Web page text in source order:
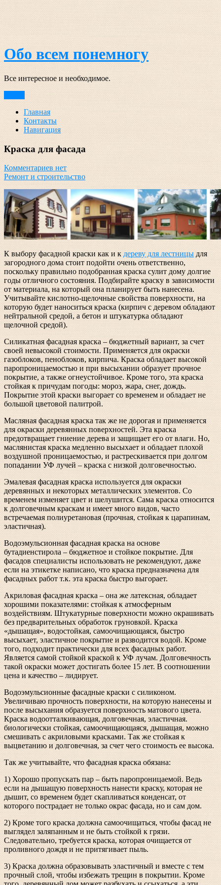
Обо всем понемногу
Все интересное и необходимое.
Главная
Контакты
Навигация
Краска для фасада
Комментариев нет
Ремонт и строительство
К выбору фасадной краски как и к дереву для лестницы для
загородного дома стоит подойти очень ответственно,
поскольку правильно подобранная краска сулит дому долгие
годы отличного состояния. Подбирайте краску в зависимости
от материала, на который она планирует быть нанесена.
Учитывайте кислотно-щелочные свойства поверхности, на
которую будет наноситься краска (кирпич с деревом обладают
нейтральной средой, а бетон и штукатурка обладают
щелочной средой).
Силикатная фасадная краска – бюджетный вариант, за счет
своей невысокой стоимости. Применяется для окраски
газоблоков, пеноблоков, кирпича. Краска обладает высокой
паропроницаемостью и при высыхании образует прочное
покрытие, а также огнеустойчивое. Кроме того, эта краска
стойкая к причудам погоды: мороз, жара, снег, дождь.
Покрытие этой краски выгорает со временем и обладает не
большой цветовой палитрой.
Масляная фасадная краска так же не дорогая и применяется
для окраски деревянных поверхностей. Эта краска
предотвращает гниение дерева и защищает его от влаги. Но,
маслянистая краска медленно высыхает и обладает плохой
воздушной проницаемостью, и растрескивается при долгом
попадании УФ лучей – краска с низкой долговечностью.
Эмалевая фасадная краска используется для окраски
деревянных и некоторых металлических элементов. Со
временем изменяет цвет и шелушится. Сама краска относится
к долговечным краскам и имеет много видов, часто
встречаемая полиуретановая (прочная, стойкая к царапинам,
эластичная).
Водоэмульсионная фасадная краска на основе
бутадиенстирола – бюджетное и стойкое покрытие. Для
фасадов специалисты использовать не рекомендуют, даже
если на этикетке написано, что краска предназначена для
фасадных работ т.к. эта краска быстро выгорает.
Акриловая фасадная краска – она же латексная, обладает
хорошими показателями: стойкая к атмосферным
воздействиям. Штукатурные поверхности можно окрашивать
без предварительных обработок груновкой. Краска
«дышащая», водостойкая, самоочищающаяся, быстро
высыхает, эластичное покрытие и разводится водой. Кроме
того, подходит практически для всех фасадных работ.
Является самой стойкой краской к УФ лучам. Долговечность
такой окраски может достигать более 15 лет. В соотношении
цена и качество – лидирует.
Водоэмульсионные фасадные краски с силиконом.
Увеличиваю прочность поверхности, на которую нанесены и
после высыхания образуется поверхность матового цвета.
Краска водоотталкивающая, долговечная, эластичная.
биологически стойкая, самоочищающаяся, дышащая, можно
смешивать с акриловыми красками. Так же стойкая к
выцветанию и долговечная, за счет чего стоимость ее высока.
Так же учитывайте, что фасадная краска обязана:
1) Хорошо пропускать пар – быть паропроницаемой. Ведь
если на дышащую поверхность нанести краску, которая не
дышит, со временем будет скапливаться конденсат, от
которого пострадает не только окрас фасада, но и сам дом.
2) Кроме того краска должна самоочищаться, чтобы фасад не
выглядел заляпанным и не быть стойкой к грязи.
Следовательно, требуется краска, которая очищается от
проливного дождя и не притягивает пыль.
3) Краска должна образовывать эластичный и вместе с тем
прочный слой, чтобы избежать трещин в покрытии. Кроме